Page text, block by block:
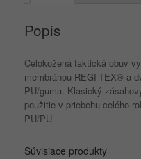
Popis
Celokožená taktická obuv
membránou REGI-TEX® a
PU/guma. Klasický
použitie v priebehu celého
PU/PU.
Súvisiace produkty